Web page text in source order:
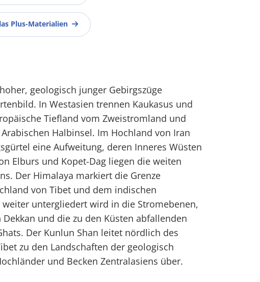
Plus-Materialien
geologisch junger Gebirgszüge
In Westasien trennen Kaukasus und
Tiefland vom Zweistromland und
Halbinsel. Im Hochland von Iran
eine Aufweitung, deren Inneres Wüsten
Elburs und Kopet-Dag liegen die weiten
Der Himalaya markiert die Grenze
von Tibet und dem indischen
untergliedert wird in die Stromebenen,
und die zu den Küsten abfallenden
Der Kunlun Shan leitet nördlich des
zu den Landschaften der geologisch
und Becken Zentralasiens über.